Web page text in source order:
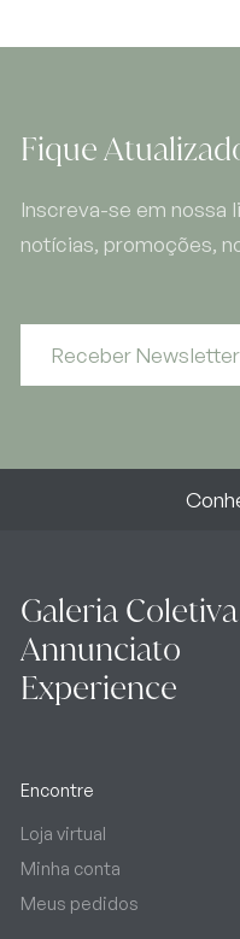
Fique
Inscreva-se em nossa
notícias, promoções,
Receber Newsletter
Galeria Coletiva
Annunciato
Experience
Encontre
Loja virtual
Minha conta
Meus pedidos